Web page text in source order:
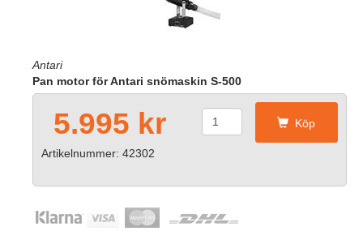
Antari
Pan motor för Antari snömaskin S-500
5.995 kr Köp
Artikelnummer: 42302